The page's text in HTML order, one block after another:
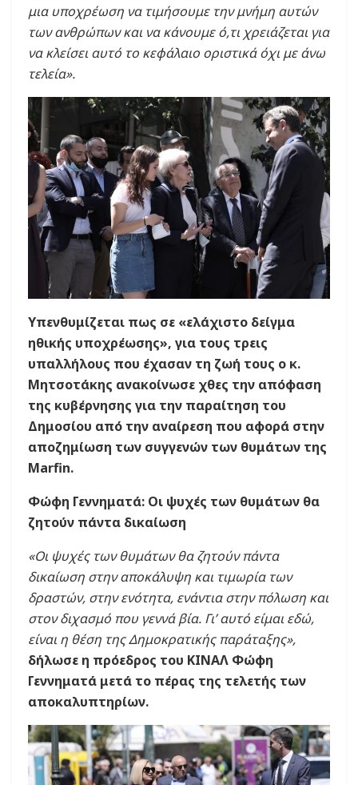
μια υποχρέωση να τιμήσουμε την μνήμη αυτών
των ανθρώπων και να κάνουμε ό,τι χρειάζεται για
να κλείσει αυτό το κεφάλαιο οριστικά όχι με άνω
τελεία».
Υπενθυμίζεται πως σε «ελάχιστο δείγμα
ηθικής υποχρέωσης», για τους τρεις
υπαλλήλους που έχασαν τη ζωή τους ο κ.
Μητσοτάκης ανακοίνωσε χθες την απόφαση
της κυβέρνησης για την παραίτηση του
Δημοσίου από την αναίρεση που αφορά στην
αποζημίωση των συγγενών των θυμάτων της
Marfin.
Φώφη Γεννηματά: Οι ψυχές των θυμάτων θα
ζητούν πάντα δικαίωση
«Οι ψυχές των θυμάτων θα ζητούν πάντα
δικαίωση στην αποκάλυψη και τιμωρία των
δραστών, στην ενότητα, ενάντια στην πόλωση και
στον διχασμό που γεννά βία. Γι’ αυτό είμαι εδώ,
είναι η θέση της Δημοκρατικής παράταξης»,
δήλωσε η πρόεδρος του ΚΙΝΑΛ Φώφη
Γεννηματά μετά το πέρας της τελετής των
αποκαλυπτηρίων.